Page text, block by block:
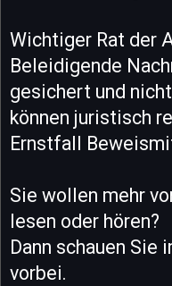
Wichtiger Rat der
Beleidigende
gesichert und
können juristisch
Ernstfall
Sie wollen mehr
lesen oder hören?
Dann schauen Sie
vorbei.